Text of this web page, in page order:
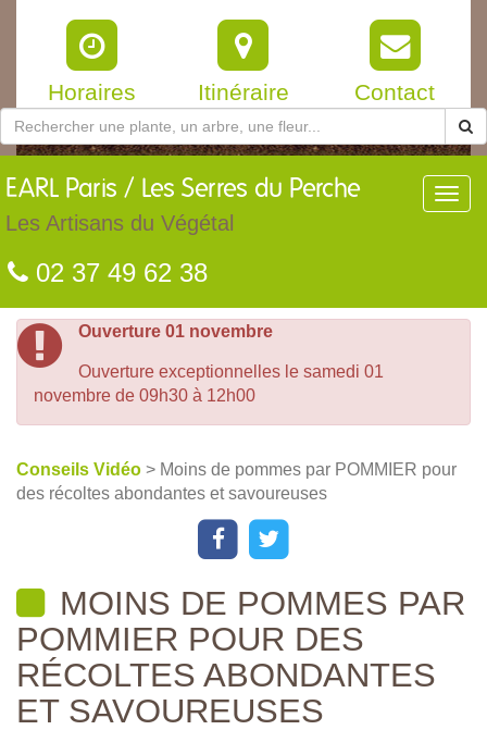
Horaires Itinéraire Contact
EARL Paris / Les Serres du Perche
Les Artisans du Végétal
02 37 49 62 38
Ouverture 01 novembre
Ouverture exceptionnelles le samedi 01
novembre de 09h30 à 12h00
Conseils Vidéo > Moins de pommes par POMMIER pour
des récoltes abondantes et savoureuses
MOINS DE POMMES PAR
POMMIER POUR DES
RÉCOLTES ABONDANTES
ET SAVOUREUSES